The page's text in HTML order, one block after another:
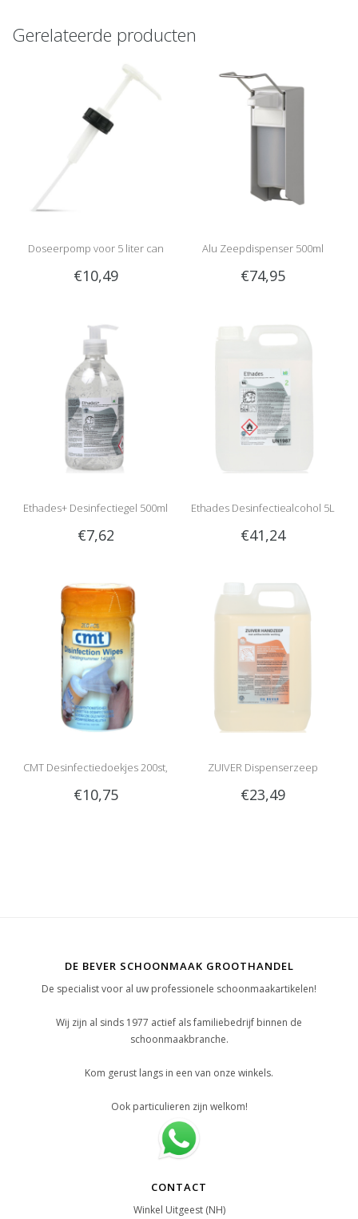
Gerelateerde producten
Doseerpomp voor 5 liter can
€10,49
Alu Zeepdispenser 500ml
€74,95
Ethades+ Desinfectiegel 500ml
€7,62
Ethades Desinfectiealcohol 5L
€41,24
CMT Desinfectiedoekjes 200st,
Wit
€10,75
ZUIVER Dispenserzeep
Desinfect 5L
€23,49
DE BEVER SCHOONMAAK GROOTHANDEL
De specialist voor al uw professionele schoonmaakartikelen!
Wij zijn al sinds 1977 actief als familiebedrijf binnen de
schoonmaakbranche.
Kom gerust langs in een van onze winkels.
Ook particulieren zijn welkom!
CONTACT
Winkel Uitgeest (NH)